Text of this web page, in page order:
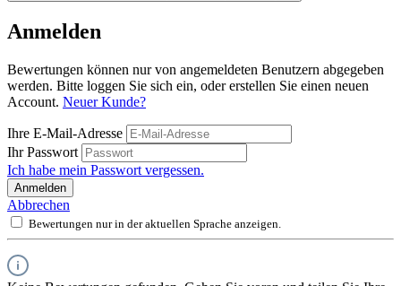
Anmelden
Bewertungen können nur von angemeldeten Benutzern abgegeben
werden. Bitte loggen Sie sich ein, oder erstellen Sie einen neuen
Account. Neuer Kunde?
Ihre E-Mail-Adresse
Ihr Passwort
Ich habe mein Passwort vergessen.
Anmelden
Abbrechen
Bewertungen nur in der aktuellen Sprache anzeigen.